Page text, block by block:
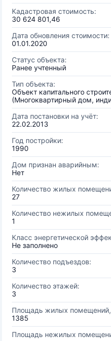
Кадастровая стоимость:
30 624 801,46
Дата обновления стоимости:
01.01.2020
Статус объекта:
Ранее учтенный
Тип объекта:
Объект капитального
(Многоквартирный дом,
Дата постановки на учёт:
22.02.2013
Год постройки:
1990
Дом признан аварийным:
Нет
Количество жилых
27
Количество нежилых
1
Класс энергетической
Не заполнено
Количество подъездов:
3
Количество этажей:
3
Площадь жилых
1385
Площадь нежилых